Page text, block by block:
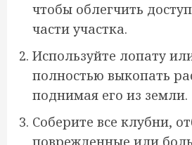
чтобы облегчить
части участка.
Используйте лопату
полностью выкопать
поднимая его из земли.
Соберите все клубни,
поврежденные или